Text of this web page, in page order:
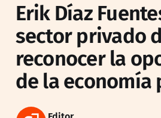
Erik Díaz
sector privado
reconocer la
de la economía